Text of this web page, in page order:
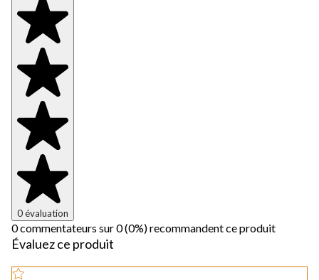
0 évaluation
0 commentateurs sur 0 (0%) recommandent ce produit
Évaluez ce produit